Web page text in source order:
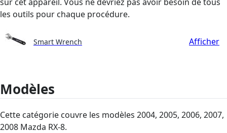
les outils pour chaque procédure.
Smart Wrench Afficher
Modèles
Cette catégorie couvre les modèles 2004, 2005, 2006, 2007,
2008 Mazda RX-8.